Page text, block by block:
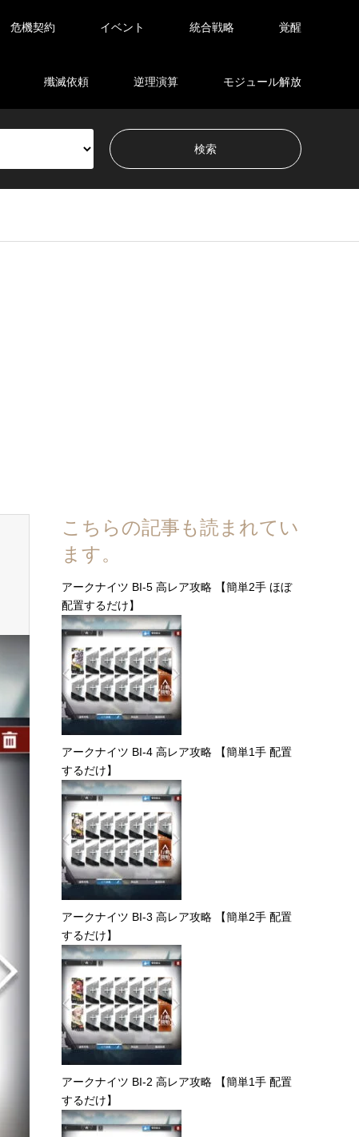
危機契約 イベント 統合戦略 覚醒
殲滅依頼 逆理演算 モジュール解放
こちらの記事も読まれてい
ます。
アークナイツ BI-5 高レア攻略 【簡単2手 ほぼ
配置するだけ】
アークナイツ BI-4 高レア攻略 【簡単1手 配置
するだけ】
アークナイツ BI-3 高レア攻略 【簡単2手 配置
するだけ】
アークナイツ BI-2 高レア攻略 【簡単1手 配置
するだけ】